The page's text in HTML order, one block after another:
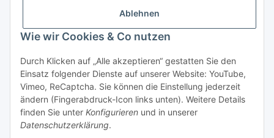
Ablehnen
Wie wir Cookies & Co nutzen
Durch Klicken auf „Alle akzeptieren“ gestatten Sie den
Einsatz folgender Dienste auf unserer Website: YouTube,
Vimeo, ReCaptcha. Sie können die Einstellung jederzeit
ändern (Fingerabdruck-Icon links unten). Weitere Details
finden Sie unter Konfigurieren und in unserer
Datenschutzerklärung.
Vertrag widerrufen
* Alle Preise inkl. gesetzlicher USt., zzgl.